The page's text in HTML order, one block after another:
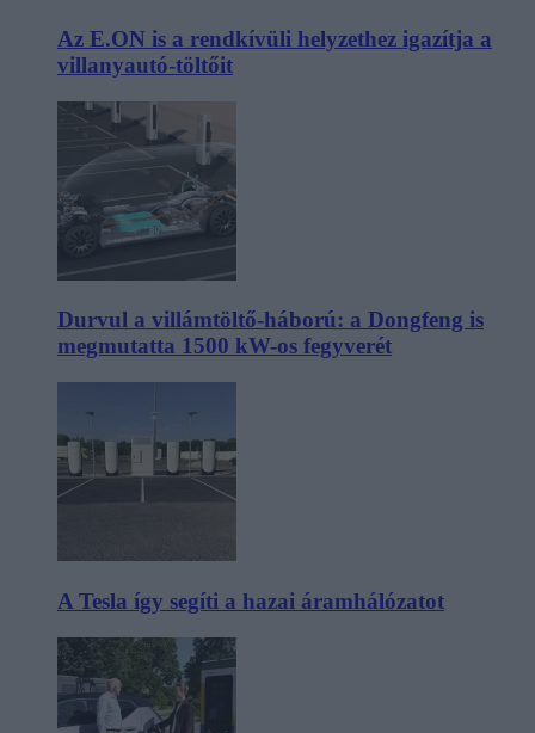
Az E.ON is a rendkívüli helyzethez igazítja a
villanyautó-töltőit
Durvul a villámtöltő-háború: a Dongfeng is
megmutatta 1500 kW-os fegyverét
A Tesla így segíti a hazai áramhálózatot